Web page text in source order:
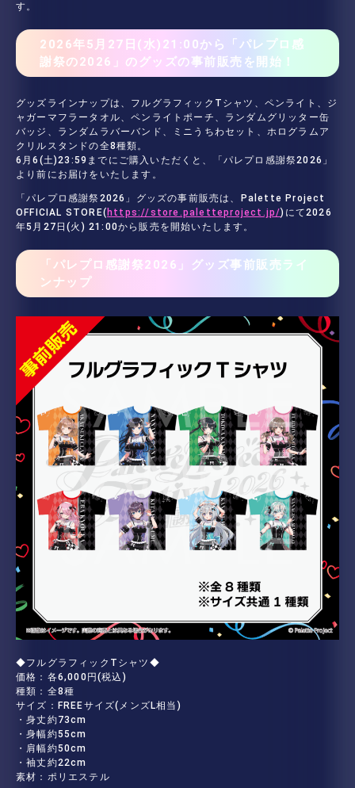
す。
2026年5月27日(水)21:00から「パレプロ感
謝祭の2026」のグッズの事前販売を開始！
グッズラインナップは、フルグラフィックTシャツ、ペンライト、ジ
ャガーマフラータオル、ペンライトポーチ、ランダムグリッター缶
バッジ、ランダムラバーバンド、ミニうちわセット、ホログラムア
クリルスタンドの全8種類。
6月6(土)23:59までにご購入いただくと、「パレプロ感謝祭2026」
より前にお届けをいたします。
「パレプロ感謝祭2026」グッズの事前販売は、Palette Project
OFFICIAL STORE( https://store.paletteproject.jp/)にて2026
年5月27日(火) 21:00から販売を開始いたします。
「パレプロ感謝祭2026」グッズ事前販売ライ
ンナップ
◆フルグラフィックTシャツ◆
価格：各6,000円(税込)
種類：全8種
サイズ：FREEサイズ(メンズL相当)
・身丈約73cm
・身幅約55cm
・肩幅約50cm
・袖丈約22cm
素材：ポリエステル